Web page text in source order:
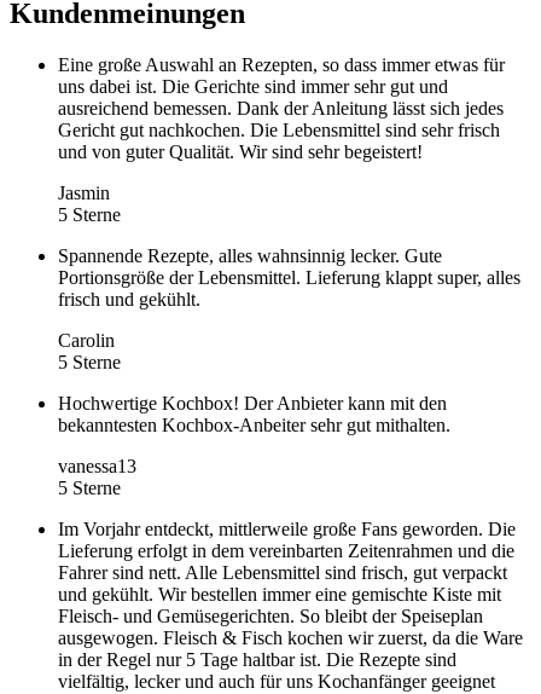
Kundenmeinungen
Eine große Auswahl an Rezepten, so dass immer etwas für
uns dabei ist. Die Gerichte sind immer sehr gut und
ausreichend bemessen. Dank der Anleitung lässt sich jedes
Gericht gut nachkochen. Die Lebensmittel sind sehr frisch
und von guter Qualität. Wir sind sehr begeistert!
Jasmin
5 Sterne
Spannende Rezepte, alles wahnsinnig lecker. Gute
Portionsgröße der Lebensmittel. Lieferung klappt super, alles
frisch und gekühlt.
Carolin
5 Sterne
Hochwertige Kochbox! Der Anbieter kann mit den
bekanntesten Kochbox-Anbeiter sehr gut mithalten.
vanessa13
5 Sterne
Im Vorjahr entdeckt, mittlerweile große Fans geworden. Die
Lieferung erfolgt in dem vereinbarten Zeitenrahmen und die
Fahrer sind nett. Alle Lebensmittel sind frisch, gut verpackt
und gekühlt. Wir bestellen immer eine gemischte Kiste mit
Fleisch- und Gemüsegerichten. So bleibt der Speiseplan
ausgewogen. Fleisch & Fisch kochen wir zuerst, da die Ware
in der Regel nur 5 Tage haltbar ist. Die Rezepte sind
vielfältig, lecker und auch für uns Kochanfänger geeignet